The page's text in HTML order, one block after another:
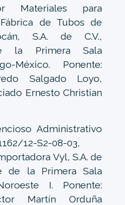
Materiales para
de Tubos de
S.A. de C.V.,
la Primera Sala
México. Ponente:
Salgado Loyo,
Ernesto Christian
Administrativo
12-S2-08-03,
Vyl, S.A. de
de la Primera Sala
I. Ponente:
Martín Orduña